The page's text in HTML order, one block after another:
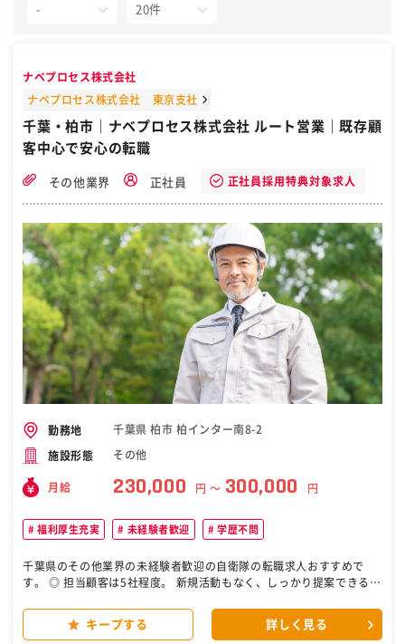
ナベプロセス株式会社
ナベプロセス株式会社 東京支社
千葉・柏市｜ナベプロセス株式会社 ルート営業｜既存顧
客中心で安心の転職
その他業界 正社員 正社員採用特典対象求人
勤務地 千葉県 柏市 柏インター南8-2
施設形態 その他
月給 230,000 円 〜 300,000 円
福利厚生充実 未経験者歓迎 学歴不問
千葉県のその他業界の未経験者歓迎の自衛隊の転職求人おすすめで
す。 ◎ 担当顧客は5社程度。 新規活動もなく、しっかり提案できるル
働けます！ ◎ 楽しさ＆やりがい十分！手掛けた商品が店頭に！ ◎ 年
間休日120日／完全週休二日制（土日）祝 ■お仕事内容 すでにお取引
キープする 詳しく見る